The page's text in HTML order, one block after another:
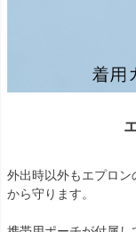
外出時以外もエプロ
から守ります。